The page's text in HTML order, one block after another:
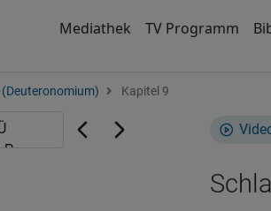
Mediathek TV Programm
(Deuteronomium) Kapitel 9